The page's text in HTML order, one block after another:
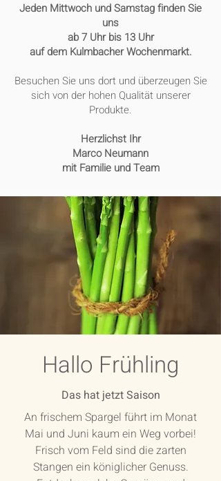
Jeden Mittwoch und Samstag finden Sie
uns
ab 7 Uhr bis 13 Uhr
auf dem Kulmbacher Wochenmarkt.
Besuchen Sie uns dort und überzeugen Sie
sich von der hohen Qualität unserer
Produkte.
Herzlichst Ihr
Marco Neumann
mit Familie und Team
Hallo Frühling
Das hat jetzt Saison
An frischem Spargel führt im Monat
Mai und Juni kaum ein Weg vorbei!
Frisch vom Feld sind die zarten
Stangen ein königlicher Genuss.